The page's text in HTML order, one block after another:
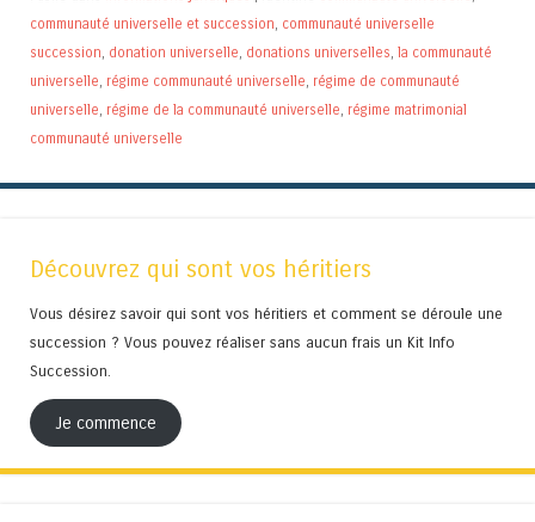
communauté universelle et succession, communauté universelle
succession, donation universelle, donations universelles, la communauté
universelle, régime communauté universelle, régime de communauté
universelle, régime de la communauté universelle, régime matrimonial
communauté universelle
Découvrez qui sont vos héritiers
Vous désirez savoir qui sont vos héritiers et comment se déroule une
succession ? Vous pouvez réaliser sans aucun frais un Kit Info
Succession.
Je commence